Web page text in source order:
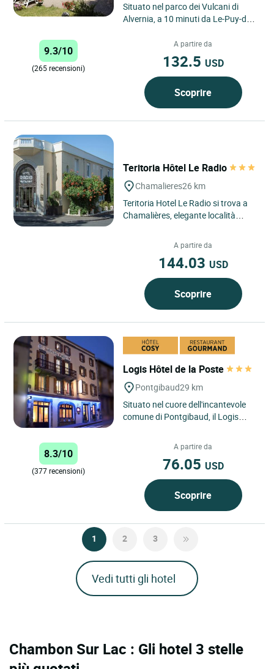
Situato nel parco dei Vulcani di
Alvernia, a 10 minuti da Le-Puy-de-
da Clermont-Ferrand,...
9.3/10
(265 recensioni)
A partire da
132.5 USD
Scoprire
Teritoria Hôtel Le Radio
Chamalieres26 km
Teritoria Hotel Le Radio si trova a
Chamalières, elegante località
Ferrand, nel cuore del...
A partire da
144.03 USD
Scoprire
Logis Hôtel de la Poste
Pontgibaud29 km
Situato nel cuore dell'incantevole
comune di Pontgibaud, il Logis
un'autentica fuga...
8.3/10
(377 recensioni)
A partire da
76.05 USD
Scoprire
1 2 3
Vedi tutti gli hotel
Chambon Sur Lac : Gli hotel 3 stelle